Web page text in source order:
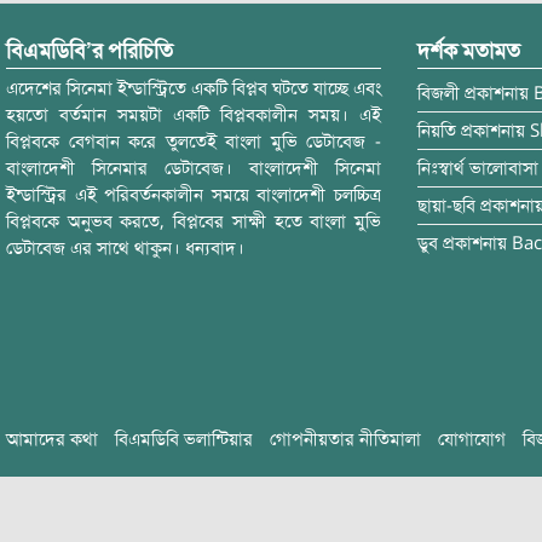
বিএমডিবি’র পরিচিতি
এদেশের সিনেমা ইন্ডাস্ট্রিতে একটি বিপ্লব ঘটতে যাচ্ছে এবং
হয়তো বর্তমান সময়টা একটি বিপ্লবকালীন সময়। এই
বিপ্লবকে বেগবান করে তুলতেই বাংলা মুভি ডেটাবেজ -
বাংলাদেশী সিনেমার ডেটাবেজ। বাংলাদেশী সিনেমা
ইন্ডাস্ট্রির এই পরিবর্তনকালীন সময়ে বাংলাদেশী চলচ্চিত্র
বিপ্লবকে অনুভব করতে, বিপ্লবের সাক্ষী হতে বাংলা মুভি
ডেটাবেজ এর সাথে থাকুন। ধন্যবাদ।
দর্শক মতামত
বিজলী প্রকাশনায়
নিয়তি প্রকাশনায়
নিঃস্বার্থ ভালোবাসা
ছায়া-ছবি
ডুব প্রকাশনায়
আমাদের কথা বিএমডিবি ভলান্টিয়ার গোপনীয়তার নীতিমালা যোগাযোগ